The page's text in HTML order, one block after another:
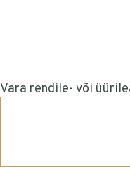
Vara rendile- või